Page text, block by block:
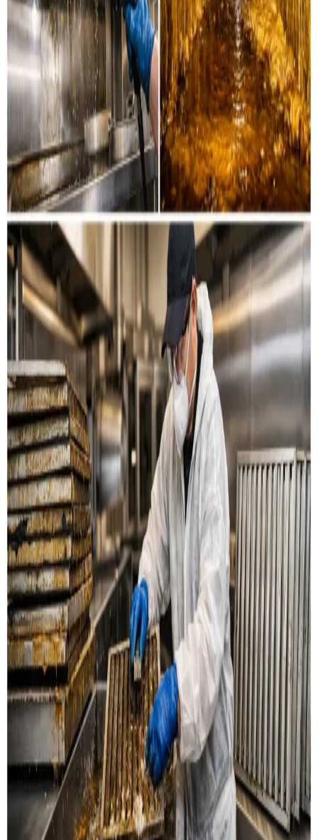
Industri & erhverv
Professionel rensning af industrielle ventilationssystemer
og erhvervsanlæg i Dianalund og omegn.
Læs mere
Restaurant & køkken
Rensning af emhætter, fedtkanaler og
udsugningssystemer til restauranter og storkøkkener i
Dianalund.
Læs mere